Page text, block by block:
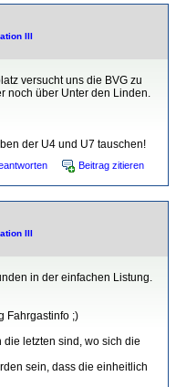
III
versucht uns die BVG zu
noch über Unter den Linden.
der U4 und U7 tauschen!
Beitrag zitieren
III
in der einfachen Listung.
Fahrgastinfo ;)
letzten sind, wo sich die
sein, dass die einheitlich